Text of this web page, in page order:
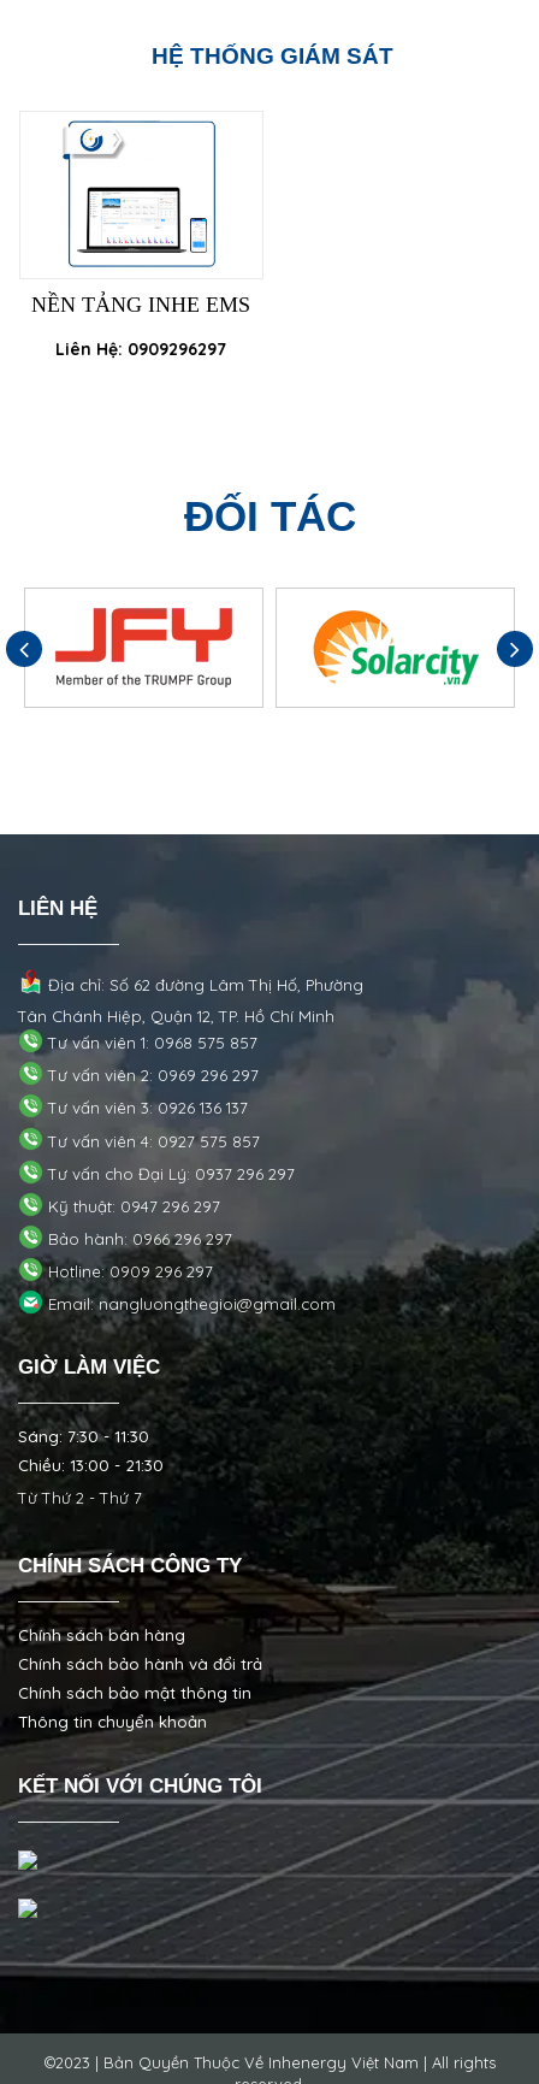
HỆ THỐNG GIÁM SÁT
NỀN TẢNG INHE EMS
Liên Hệ: 0909296297
ĐỐI TÁC
LIÊN HỆ
Địa chỉ: Số 62 đường Lâm Thị Hố, Phường
Tân Chánh Hiệp, Quận 12, TP. Hồ Chí Minh
Tư vấn viên 1: 0968 575 857
Tư vấn viên 2: 0969 296 297
Tư vấn viên 3: 0926 136 137
Tư vấn viên 4: 0927 575 857
Tư vấn cho Đại Lý: 0937 296 297
Kỹ thuật: 0947 296 297
Bảo hành: 0966 296 297
Hotline: 0909 296 297
Email: nangluongthegioi@gmail.com
GIỜ LÀM VIỆC
Sáng: 7:30 - 11:30
Chiều: 13:00 - 21:30
Từ Thứ 2 - Thứ 7
CHÍNH SÁCH CÔNG TY
Chính sách bán hàng
Chính sách bảo hành và đổi trả
Chính sách bảo mật thông tin
Thông tin chuyển khoản
KẾT NỐI VỚI CHÚNG TÔI
©2023 | Bản Quyền Thuộc Về Inhenergy Việt Nam | All rights